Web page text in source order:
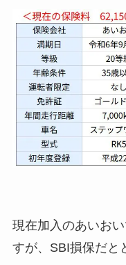
現在加入のあいお
すが、SBI損保だと